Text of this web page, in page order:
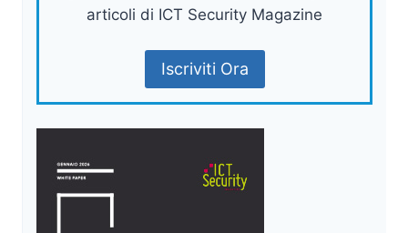
articoli di ICT Security Magazine
Iscriviti Ora